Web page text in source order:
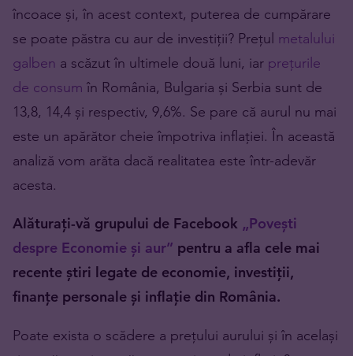
încoace și, în acest context, puterea de cumpărare
se poate păstra cu aur de investiții? Prețul metalului
galben a scăzut în ultimele două luni, iar prețurile
de consum în România, Bulgaria și Serbia sunt de
13,8, 14,4 și respectiv, 9,6%. Se pare că aurul nu mai
este un apărător cheie împotriva inflației. În această
analiză vom arăta dacă realitatea este într-adevăr
acesta.
Alăturați-vă grupului de Facebook „Povești
despre Economie și aur” pentru a afla cele mai
recente știri legate de economie, investiții,
finanțe personale și inflație din România.
Poate exista o scădere a prețului aurului și în același